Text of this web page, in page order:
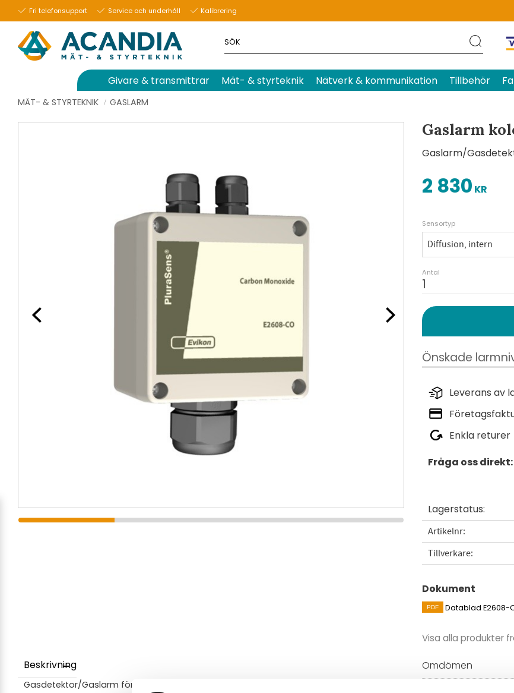
Fri telefonsupport Service och underhåll Kalibrering
Givare & transmittrar Mät- & styrteknik Nätverk & kommunikation Tillbehör
MÄT- & STYRTEKNIK GASLARM
Gaslarm
Gaslarm/
2 830 KR
Sensortyp
Antal
Leverans av
Enkla returer
Fråga oss direkt:
Lagerstatus
Artikelnr
Tillverkare
Dokument
Datablad E2608-
Visa alla produkter
Beskrivning
Gasdetektor/Gaslarm för CO (koloxid/kolmonoxid) som kan användas fristående för
Omdömen